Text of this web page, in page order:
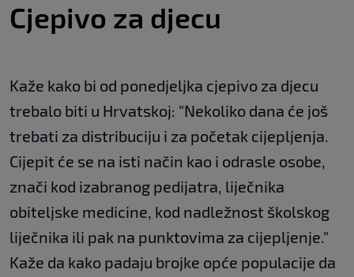
Cjepivo za djecu
Kaže kako bi od ponedjeljka cjepivo za djecu
trebalo biti u Hrvatskoj: "Nekoliko dana će još
trebati za distribuciju i za početak cijepljenja.
Cijepit će se na isti način kao i odrasle osobe,
znači kod izabranog pedijatra, liječnika
obiteljske medicine, kod nadležnost školskog
liječnika ili pak na punktovima za cijepljenje."
Kaže da kako padaju brojke opće populacije da